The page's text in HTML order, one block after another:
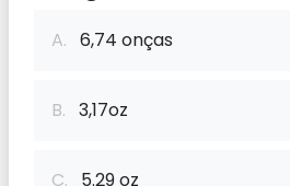
A. 6,74 onças
B. 3,17oz
C. 5.29 oz